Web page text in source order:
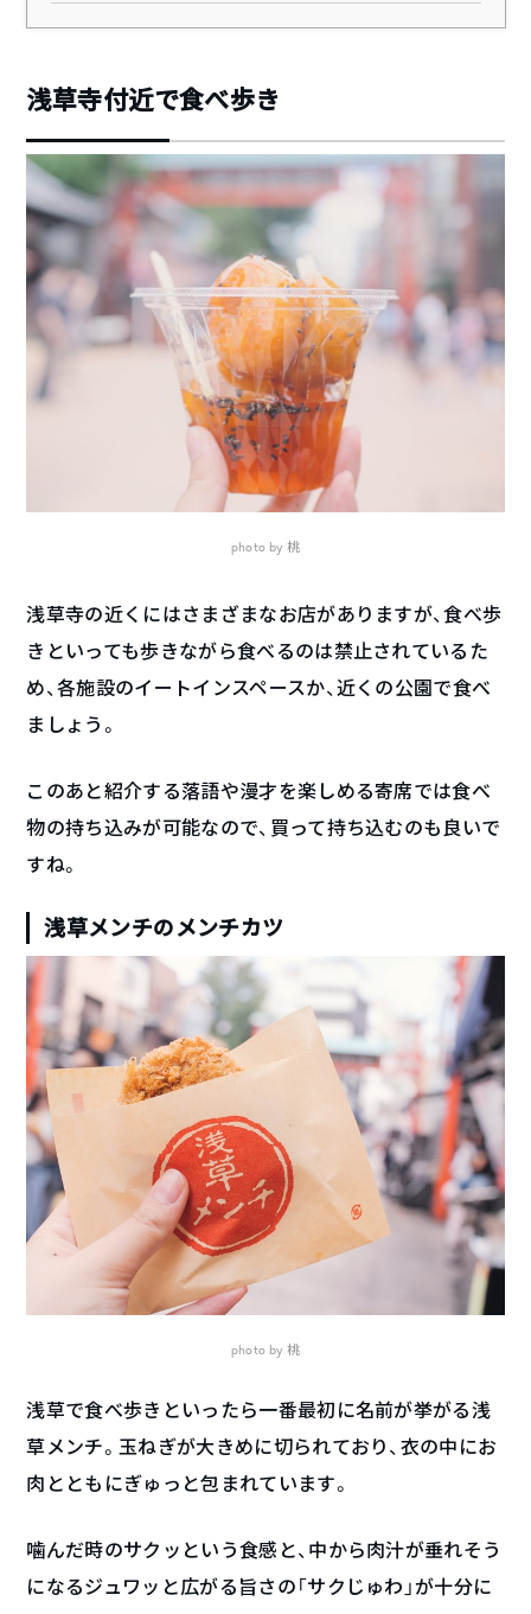
浅草寺付近で食べ歩き
photo by 桃
浅草寺の近くにはさまざまなお店がありますが、食べ歩
きといっても歩きながら食べるのは禁止されているた
め、各施設のイートインスペースか、近くの公園で食べ
ましょう。
このあと紹介する落語や漫才を楽しめる寄席では食べ
物の持ち込みが可能なので、買って持ち込むのも良いで
すね。
浅草メンチのメンチカツ
photo by 桃
浅草で食べ歩きといったら一番最初に名前が挙がる浅
草メンチ。玉ねぎが大きめに切られており、衣の中にお
肉とともにぎゅっと包まれています。
噛んだ時のサクッという食感と、中から肉汁が垂れそう
になるジュワッと広がる旨さの「サクじゅわ」が十分に